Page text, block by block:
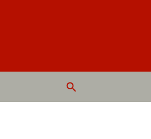
Rechercher